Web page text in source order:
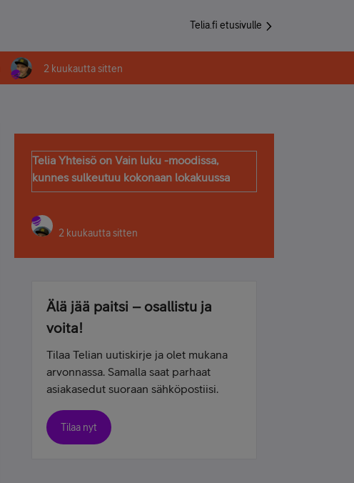
Telia.fi etusivulle
2 kuukautta sitten
Telia Yhteisö on Vain luku -moodissa,
kunnes sulkeutuu kokonaan lokakuussa
2 kuukautta sitten
Älä jää paitsi – osallistu ja
voita!
Tilaa Telian uutiskirje ja olet mukana
arvonnassa. Samalla saat parhaat
asiakasedut suoraan sähköpostiisi.
Tilaa nyt